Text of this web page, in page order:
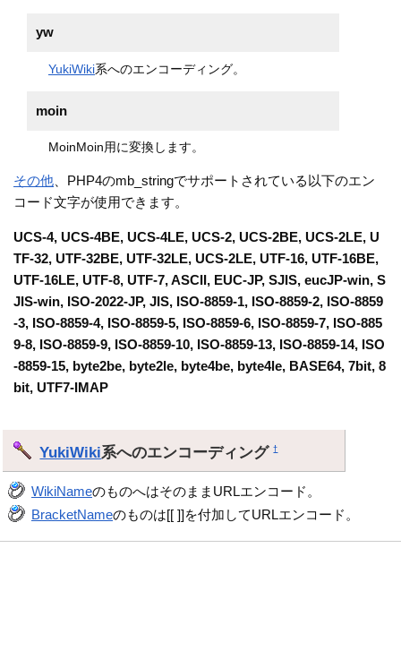
yw
YukiWiki系へのエンコーディング。
moin
MoinMoin用に変換します。
その他、PHP4のmb_stringでサポートされている以下のエン
コード文字が使用できます。
UCS-4, UCS-4BE, UCS-4LE, UCS-2, UCS-2BE, UCS-2LE, U
TF-32, UTF-32BE, UTF-32LE, UCS-2LE, UTF-16, UTF-16BE,
UTF-16LE, UTF-8, UTF-7, ASCII, EUC-JP, SJIS, eucJP-win, S
JIS-win, ISO-2022-JP, JIS, ISO-8859-1, ISO-8859-2, ISO-8859
-3, ISO-8859-4, ISO-8859-5, ISO-8859-6, ISO-8859-7, ISO-885
9-8, ISO-8859-9, ISO-8859-10, ISO-8859-13, ISO-8859-14, ISO
-8859-15, byte2be, byte2le, byte4be, byte4le, BASE64, 7bit, 8
bit, UTF7-IMAP
YukiWiki系へのエンコーディング†
WikiNameのものへはそのままURLエンコード。
BracketNameのものは[[ ]]を付加してURLエンコード。